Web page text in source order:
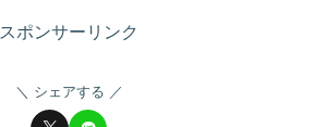
スポンサーリンク
シェアする